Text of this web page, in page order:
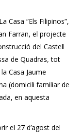
Casa “Els Filipinos”,
Farran, el projecte
del Castell
de Quadras, tot
Casa Jaume
(domicili familiar de
en aquesta
el 27 d’agost del